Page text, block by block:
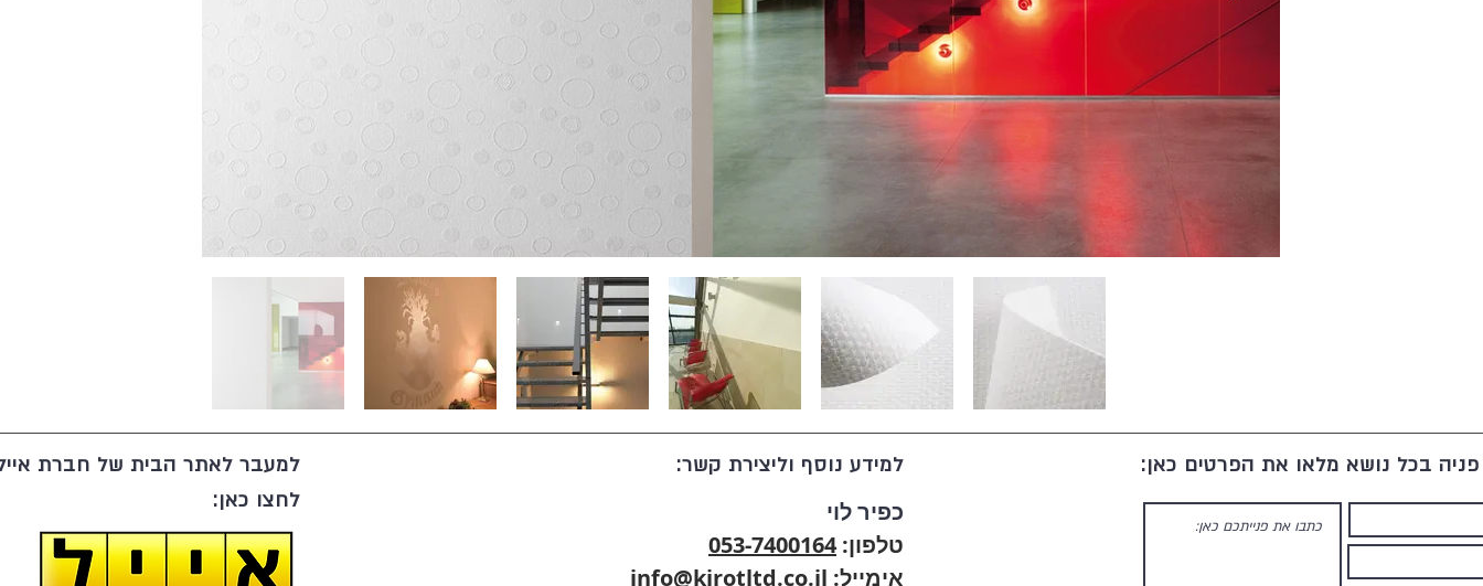
למעבר לאתר הבית של חברת
לחצו כאן:
למידע נוסף וליצירת קשר:
כפיר לוי
טלפון: 053-7400164
אימייל: info@kirotltd.co.il
בכל נושא מלאו את הפרטים כאן: